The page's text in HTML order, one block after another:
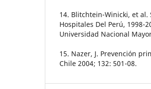
14. Blitchtein-Winicki, et al.
Hospitales Del Perú, 1998-
Universidad Nacional
15. Nazer, J. Prevención
Chile 2004; 132: 501-08.